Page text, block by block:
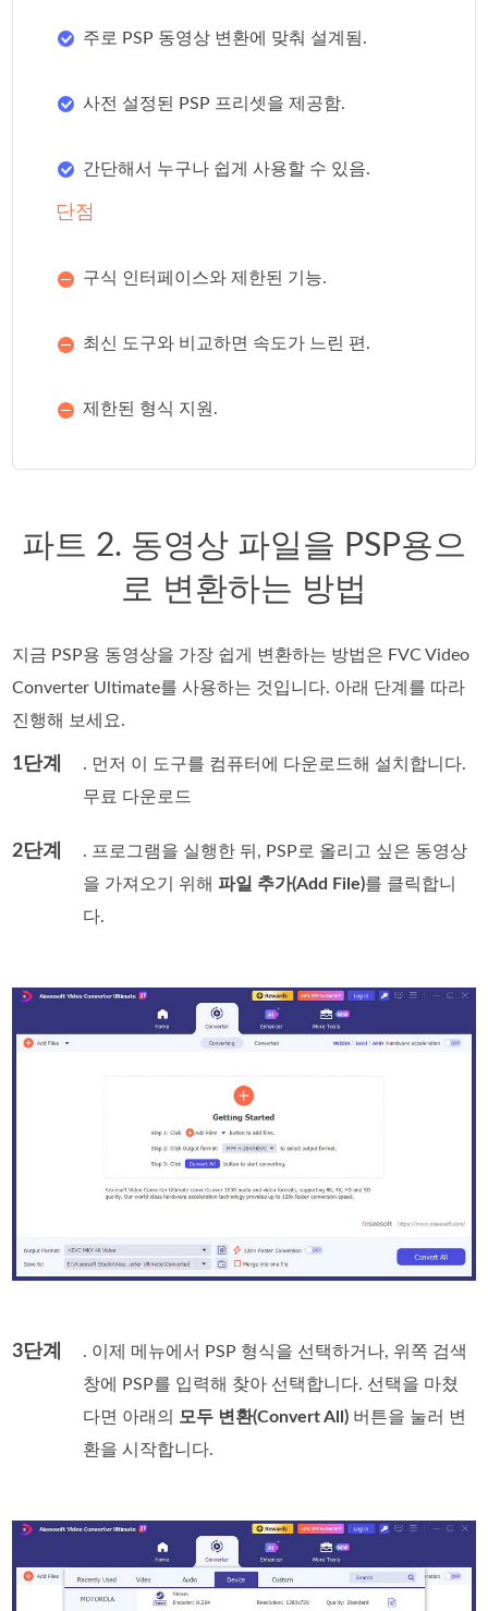
주로 PSP 동영상 변환에 맞춰 설계됨.
사전 설정된 PSP 프리셋을 제공함.
간단해서 누구나 쉽게 사용할 수 있음.
단점
구식 인터페이스와 제한된 기능.
최신 도구와 비교하면 속도가 느린 편.
제한된 형식 지원.
파트 2. 동영상 파일을 PSP용으
로 변환하는 방법
지금 PSP용 동영상을 가장 쉽게 변환하는 방법은 FVC Video
Converter Ultimate를 사용하는 것입니다. 아래 단계를 따라
진행해 보세요.
1단계
. 먼저 이 도구를 컴퓨터에 다운로드해 설치합니다.
무료 다운로드
2단계
. 프로그램을 실행한 뒤, PSP로 올리고 싶은 동영상
을 가져오기 위해 파일 추가(Add File)를 클릭합니
다.
3단계
. 이제 메뉴에서 PSP 형식을 선택하거나, 위쪽 검색
창에 PSP를 입력해 찾아 선택합니다. 선택을 마쳤
다면 아래의 모두 변환(Convert All) 버튼을 눌러 변
환을 시작합니다.